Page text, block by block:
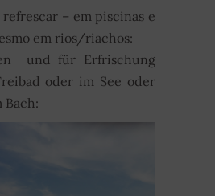
– em piscinas e
em rios/riachos:
und für Erfrischung
oder im See oder
Bach: